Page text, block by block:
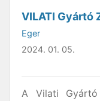
VILATI Gyártó
Eger
2024. 01. 05.
A Vilati